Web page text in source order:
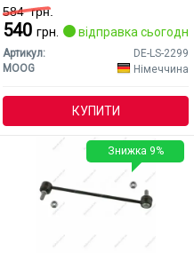
584грн.
540 грн. відправка сьогодні
Артикул:
DE-LS-2299
MOOG
Німеччина
КУПИТИ
Знижка 9%